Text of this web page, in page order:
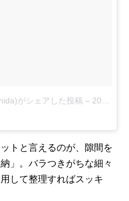
がシェアした投稿 – 2017 8月 29 10:08午後 PDT
トと言えるのが、隙間を
」。バラつきがちな細々
して整理すればスッキ